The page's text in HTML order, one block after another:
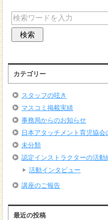
カテゴリー
スタッフの呟き
マスコミ掲載実績
事務局からのお知らせ
日本アタッチメント育児協会
未分類
認定インストラクターの活動
活動インタビュー
講座のご報告
最近の投稿